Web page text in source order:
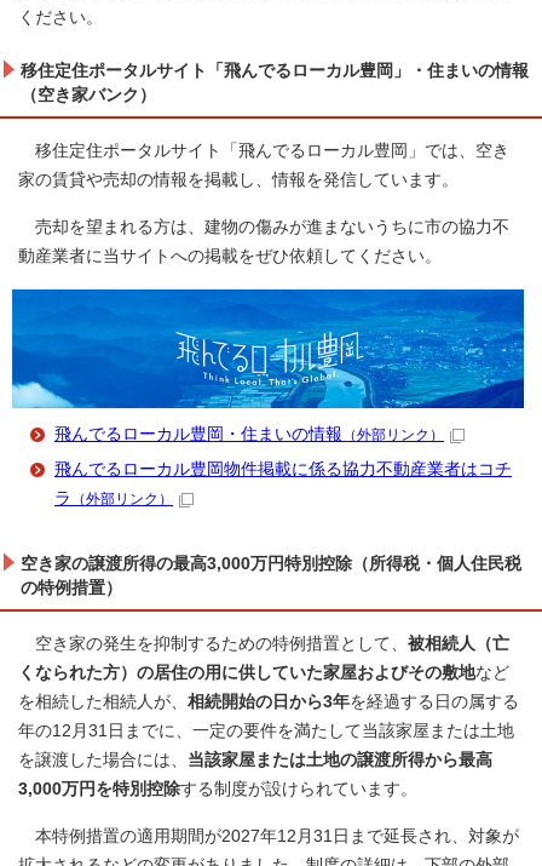
ください。
移住定住ポータルサイト「飛んでるローカル豊岡」・住まいの情報
（空き家バンク）
移住定住ポータルサイト「飛んでるローカル豊岡」では、空き
家の賃貸や売却の情報を掲載し、情報を発信しています。
売却を望まれる方は、建物の傷みが進まないうちに市の協力不
動産業者に当サイトへの掲載をぜひ依頼してください。
飛んでるローカル豊岡・住まいの情報 （外部リンク）
飛んでるローカル豊岡物件掲載に係る協力不動産業者はコチ
ラ
（外部リンク）
空き家の譲渡所得の最高3,000万円特別控除（所得税・個人住民税
の特例措置）
空き家の発生を抑制するための特例措置として、 被相続人（亡
くなられた方）の居住の用に供していた家屋およびその敷地など
を相続した相続人が、 相続開始の日から3年を経過する日の属する
年の12月31日までに、一定の要件を満たして当該家屋または土地
を譲渡した場合には、 当該家屋または土地の譲渡所得から最高
3,000万円を特別控除する制度が設けられています。
本特例措置の適用期間が2027年12月31日まで延長され、対象が